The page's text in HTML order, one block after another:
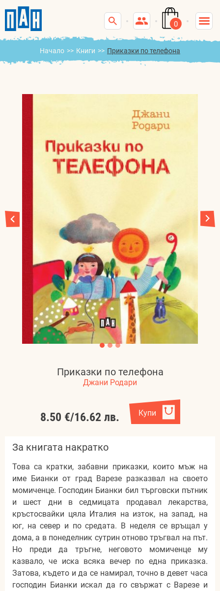
0
Начало >> Книги >> Приказки по телефона
Приказки по телефона
Джани Родари
8.50 €/16.62 лв. Купи
За книгата накратко
Това са кратки, забавни приказки, които мъж на
име Бианки от град Варезе разказвал на своето
момиченце. Господин Бианки бил търговски пътник
и шест дни в седмицата продавал лекарства,
кръстосвайки цяла Италия на изток, на запад, на
юг, на север и по средата. В неделя се връщал у
дома, а в понеделник сутрин отново тръгвал на път.
Но преди да тръгне, неговото момиченце му
казвало, че иска всяка вечер по една приказка.
Затова, където и да се намирал, точно в девет часа
господин Бианки искал да го свържат с Варезе и